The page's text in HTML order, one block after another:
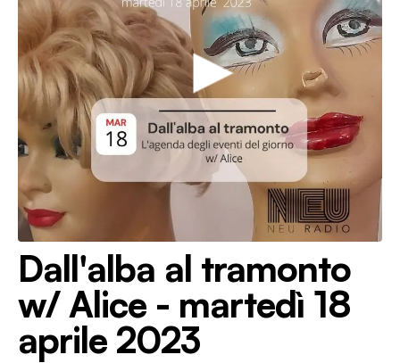
Dall'alba al tramonto
w/ Alice - martedì 18
aprile 2023